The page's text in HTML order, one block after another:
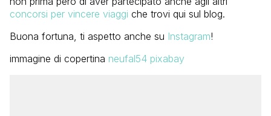
concorsi per vincere viaggi che trovi qui sul blog.
Buona fortuna, ti aspetto anche su Instagram!
immagine di copertina neufal54 pixabay